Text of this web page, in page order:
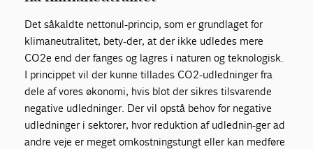
Det såkaldte nettonul-princip, som er grundlaget for
klimaneutralitet, bety-der, at der ikke udledes mere
CO2e end der fanges og lagres i naturen og teknologisk.
I princippet vil der kunne tillades CO2-udledninger fra
dele af vores økonomi, hvis blot der sikres tilsvarende
negative udledninger. Der vil opstå behov for negative
udledninger i sektorer, hvor reduktion af udlednin-ger ad
andre veje er meget omkostningstungt eller kan medføre